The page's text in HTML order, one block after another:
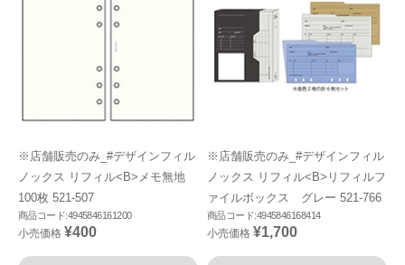
※店舗販売のみ_#デザインフィル
ノックス リフィル<B>メモ無地
100枚 521-507
商品コード:4945846161200
小売価格 ¥400
※店舗販売のみ_#デザインフィル
ノックス リフィル<B>リフィルフ
ァイルボックス グレー 521-766
商品コード:4945846168414
小売価格 ¥1,700